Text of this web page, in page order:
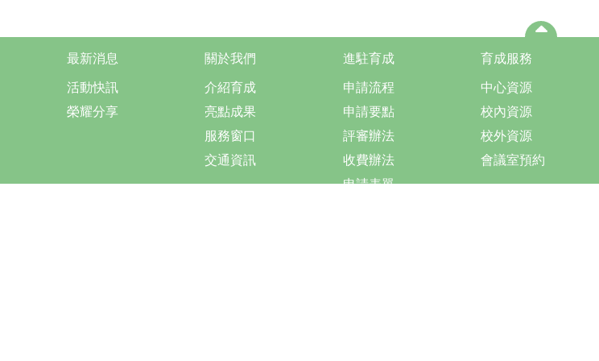
最新消息
活動快訊
榮耀分享
關於我們
介紹育成
亮點成果
服務窗口
交通資訊
進駐育成
申請流程
申請要點
評審辦法
收費辦法
申請表單
育成服務
中心資源
校內資源
校外資源
會議室預約